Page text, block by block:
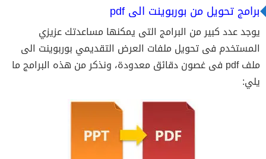
برامج تحويل من بوربوينت الى pdf
يوجد عدد كبير من البرامج التى يمكنها مساعدتك عزيزي
المستخدم فى تحويل ملفات العرض التقديمي بوربوينت الى
ملف pdf فى غصون دقائق معدودة، ونذكر من هذه البرامج ما
يلي: